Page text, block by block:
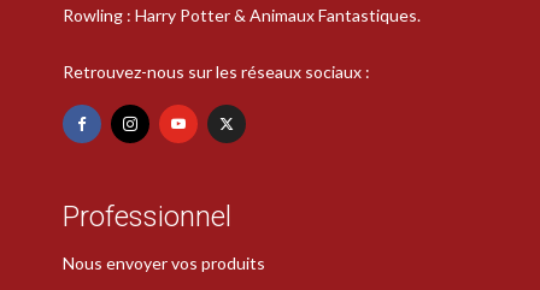
Rowling : Harry Potter & Animaux Fantastiques.
Retrouvez-nous sur les réseaux sociaux :
Professionnel
Nous envoyer vos produits